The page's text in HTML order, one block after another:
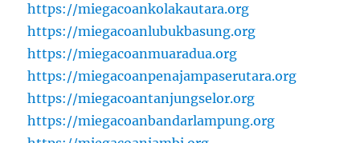
https://miegacoankolakautara.org
https://miegacoanlubukbasung.org
https://miegacoanmuaradua.org
https://miegacoanpenajampaserutara.org
https://miegacoantanjungselor.org
https://miegacoanbandarlampung.org